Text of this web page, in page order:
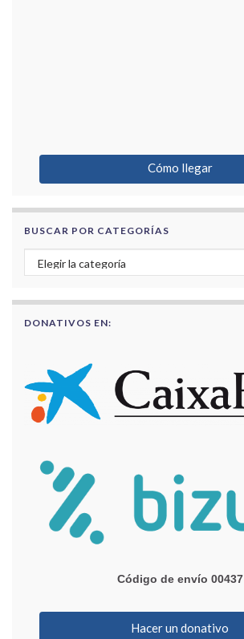
Cómo llegar
BUSCAR POR CATEGORÍAS
Buscar por categorías
DONATIVOS EN:
Código de envío 00437
Hacer un donativo